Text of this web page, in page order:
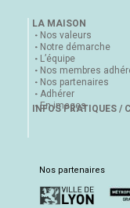
LA MAISON
Nos valeurs
Notre démarche
L’équipe
Nos membres
Nos partenaires
Adhérer
En images
INFOS PRATIQUES /
Nos partenaires